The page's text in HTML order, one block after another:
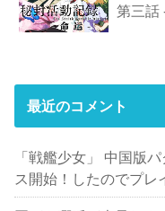
第三話
最近のコメント
「戦艦少女」 中国版
ス開始！したのでプレ